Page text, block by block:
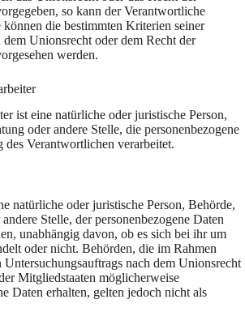
so kann der Verantwortliche
können die bestimmten Kriterien seiner
Unionsrecht oder dem Recht der
werden.
ist eine natürliche oder juristische Person,
oder andere Stelle, die personenbezogene
Verantwortlichen verarbeitet.
natürliche oder juristische Person, Behörde,
Stelle, der personenbezogene Daten
unabhängig davon, ob es sich bei ihr um
oder nicht. Behörden, die im Rahmen
Untersuchungsauftrags nach dem Unionsrecht
Mitgliedstaaten möglicherweise
Daten erhalten, gelten jedoch nicht als